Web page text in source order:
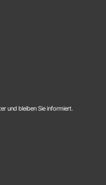
und bleiben Sie informiert.